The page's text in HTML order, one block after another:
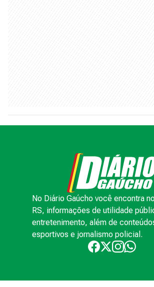
No Diário Gaúcho você encontra
RS, informações de utilidade
entretenimento, além de
esportivos e jornalismo policial.